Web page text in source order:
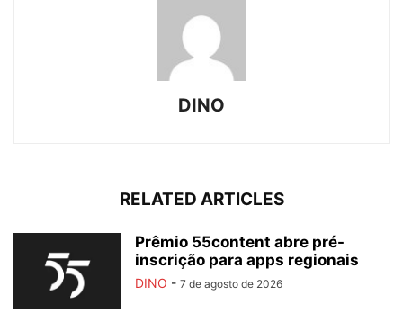
DINO
RELATED ARTICLES
Prêmio 55content abre pré-
inscrição para apps regionais
DINO - 7 de agosto de 2026